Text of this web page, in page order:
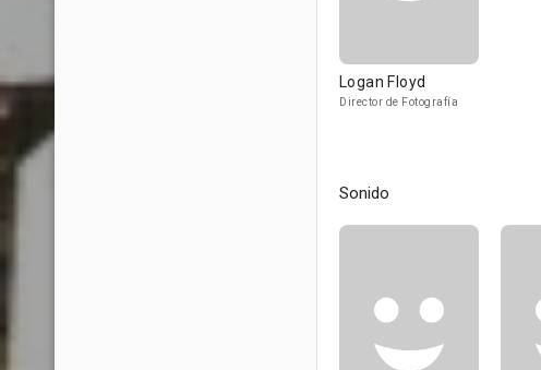
Logan Floyd
Director de Fotografía
Sonido